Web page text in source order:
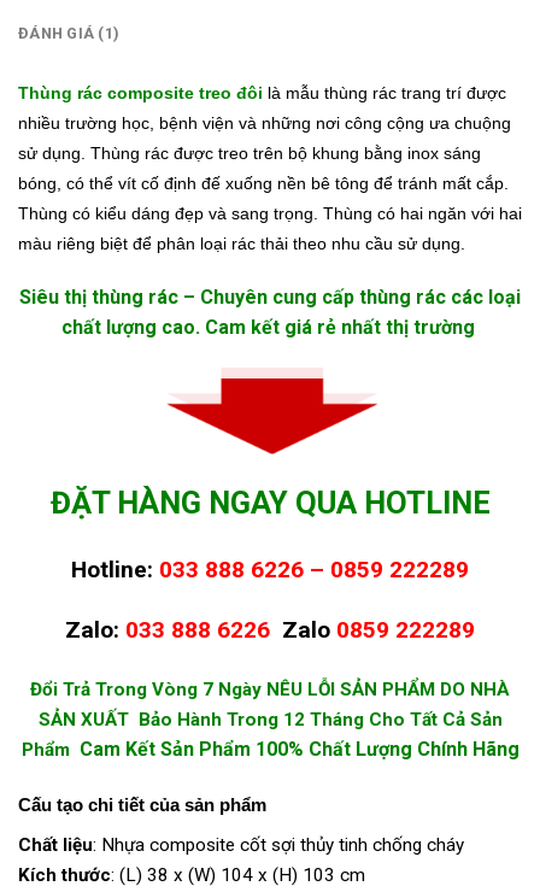
ĐÁNH GIÁ (1)
Thùng rác composite treo đôi là mẫu thùng rác trang trí được
nhiều trường học, bệnh viện và những nơi công cộng ưa chuộng
sử dụng. Thùng rác được treo trên bộ khung bằng inox sáng
bóng, có thể vít cố định đế xuống nền bê tông để tránh mất cắp.
Thùng có kiểu dáng đẹp và sang trọng. Thùng có hai ngăn với hai
màu riêng biệt để phân loại rác thải theo nhu cầu sử dụng.
Siêu thị thùng rác – Chuyên cung cấp thùng rác các loại
chất lượng cao. Cam kết giá rẻ nhất thị trường
ĐẶT HÀNG NGAY QUA HOTLINE
Hotline: 033 888 6226 – 0859 222289
Zalo: 033 888 6226 Zalo 0859 222289
Đổi Trả Trong Vòng 7 Ngày NÊU LỖI SẢN PHẨM DO NHÀ
SẢN XUẤT Bảo Hành Trong 12 Tháng Cho Tất Cả Sản
Phẩm Cam Kết Sản Phẩm 100% Chất Lượng Chính Hãng
Cấu tạo chi tiết của sản phẩm
Chất liệu: Nhựa composite cốt sợi thủy tinh chống cháy
Kích thước: (L) 38 x (W) 104 x (H) 103 cm